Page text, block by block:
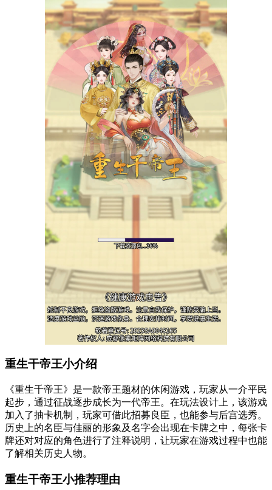
重生干帝王小介绍
《重生千帝王》是一款帝王题材的休闲游戏，玩家从一介平民
起步，通过征战逐步成长为一代帝王。在玩法设计上，该游戏
加入了抽卡机制，玩家可借此招募良臣，也能参与后宫选秀。
历史上的名臣与佳丽的形象及名字会出现在卡牌之中，每张卡
牌还对对应的角色进行了注释说明，让玩家在游戏过程中也能
了解相关历史人物。
重生干帝王小推荐理由